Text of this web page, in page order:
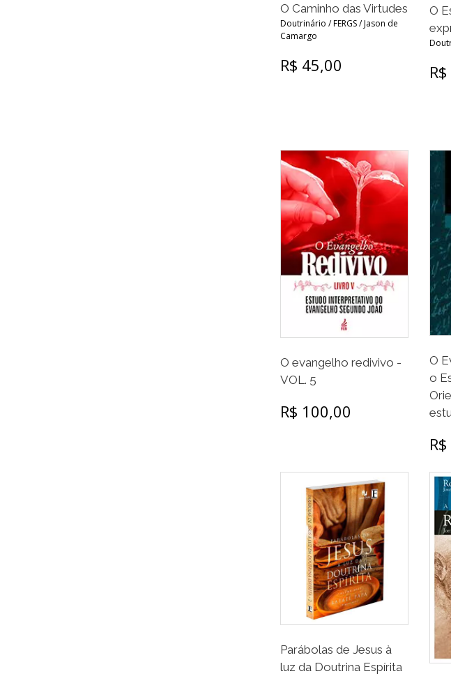
O Caminho das Virtudes
Doutrinário / FERGS / Jason de
Camargo
R$ 45,00
O
O evangelho redivivo -
VOL. 5
R$ 100,00
O
o
Parábolas de Jesus à
luz da Doutrina Espírita